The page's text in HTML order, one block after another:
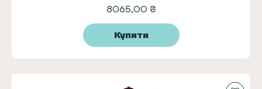
8065,00 ₴
Купити